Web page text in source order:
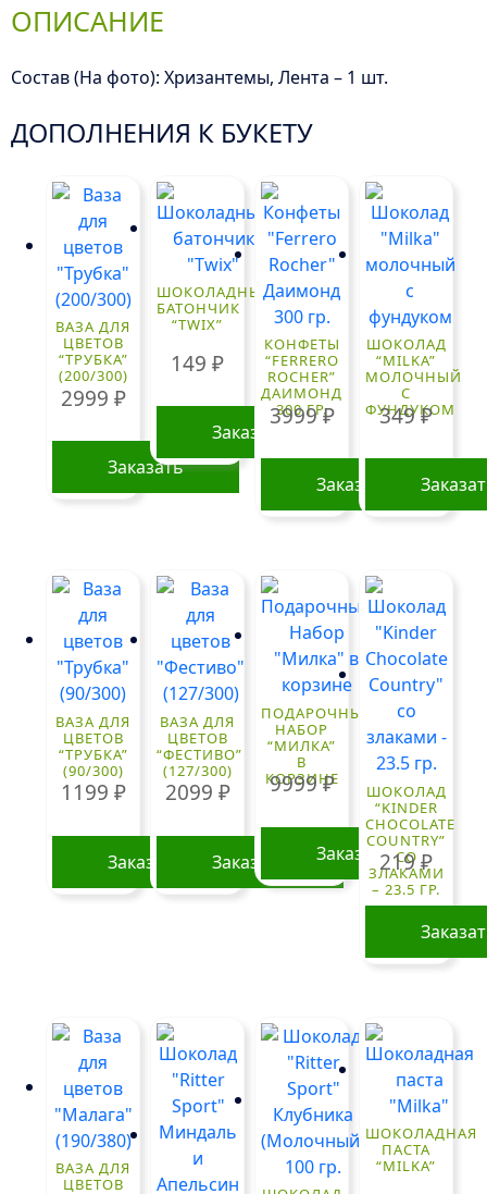
ОПИСАНИЕ
Состав (На фото): Хризантемы, Лента – 1 шт.
ДОПОЛНЕНИЯ К БУКЕТУ
ВАЗА ДЛЯ
ЦВЕТОВ
“ТРУБКА”
(200/300)
2999 ₽
Заказать
ШОКОЛАДНЫЙ
БАТОНЧИК
“TWIX”
149₽
Заказать
КОНФЕТЫ
“FERRERO
ROCHER”
ДАИМОНД
300 ГР.
3999₽
Заказать
ШОКОЛАД
“MILKA”
МОЛОЧНЫЙ
С
ФУНДУКОМ
349₽
ВАЗА ДЛЯ
ЦВЕТОВ
“ТРУБКА”
(90/300)
1199 ₽
Заказать
ВАЗА ДЛЯ
ЦВЕТОВ
“ФЕСТИВО”
(127/300)
2099 ₽
Заказать
ПОДАРОЧНЫЙ
НАБОР
“МИЛКА”
В
КОРЗИНЕ
9999₽
Заказать
ШОКОЛАД
“KINDER
CHOCOLATE
COUNTRY”
СО
ЗЛАКАМИ
– 23.5 ГР.
219₽
ВАЗА ДЛЯ
ЦВЕТОВ
ШОКОЛАДНАЯ
ПАСТА
“MILKA”